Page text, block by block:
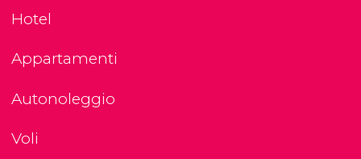
Hotel
Appartamenti
Autonoleggio
Voli